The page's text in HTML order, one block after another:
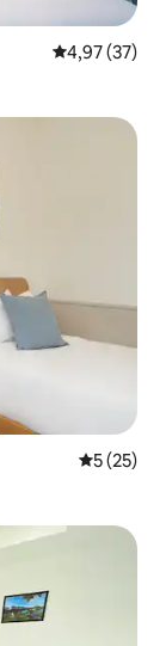
4,97 de uma
4,97 (37)
5 de uma
5 (25)